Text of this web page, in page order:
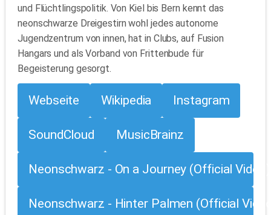
und Flüchtlingspolitik. Von Kiel bis Bern kennt das
neonschwarze Dreigestirn wohl jedes autonome
Jugendzentrum von innen, hat in Clubs, auf Fusion
Hangars und als Vorband von Frittenbude für
Begeisterung gesorgt.
Webseite Wikipedia Instagram
SoundCloud MusicBrainz
Neonschwarz - On a Journey (Official Video)
Neonschwarz - Hinter Palmen (Official